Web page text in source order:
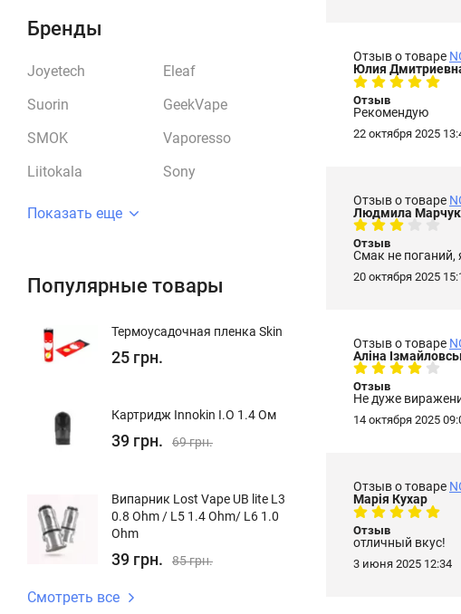
Бренды
Joyetech
Eleaf
Suorin
GeekVape
SMOK
Vaporesso
Liitokala
Sony
Показать еще
Популярные товары
Термоусадочная пленка Skin
25 грн.
Картридж Innokin I.O 1.4 Ом
39 грн. 69 грн.
Випарник Lost Vape UB lite L3
0.8 Ohm / L5 1.4 Ohm/ L6 1.0
Ohm
39 грн. 85 грн.
Смотреть все
Отзыв о товаре
Юлия
Отзыв
Рекомендую
22 октября 2025
Отзыв о товаре
Людмила Марчук
Отзыв
Смак не поганий,
20 октября 2025
Отзыв о товаре
Аліна
Отзыв
Не дуже
14 октября 2025
Отзыв о товаре
Марія Кухар
Отзыв
отличный вкус!
3 июня 2025 12:34